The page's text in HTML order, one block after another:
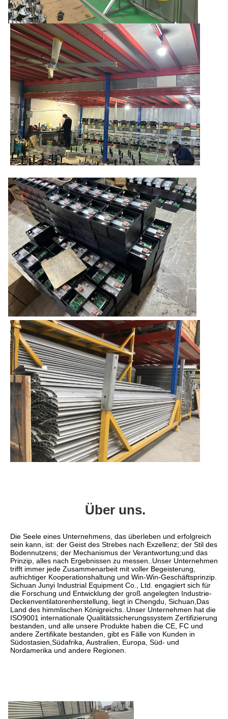
Über uns.
Die Seele eines Unternehmens, das überleben und erfolgreich
sein kann, ist: der Geist des Strebes nach Exzellenz; der Stil des
Bodennutzens; der Mechanismus der Verantwortung;und das
Prinzip, alles nach Ergebnissen zu messen..Unser Unternehmen
trifft immer jede Zusammenarbeit mit voller Begeisterung,
aufrichtiger Kooperationshaltung und Win-Win-Geschäftsprinzip.
Sichuan Junyi Industrial Equipment Co., Ltd. engagiert sich für
die Forschung und Entwicklung der groß angelegten Industrie-
Deckenventilatorenherstellung, liegt in Chengdu, Sichuan,Das
Land des himmlischen Königreichs..Unser Unternehmen hat die
ISO9001 internationale Qualitätssicherungssystem Zertifizierung
bestanden, und alle unsere Produkte haben die CE, FC und
andere Zertifikate bestanden, gibt es Fälle von Kunden in
Südostasien,Südafrika, Australien, Europa, Süd- und
Nordamerika und andere Regionen.